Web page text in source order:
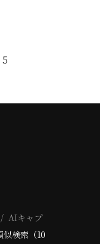
5
AIキャプ
検索（10